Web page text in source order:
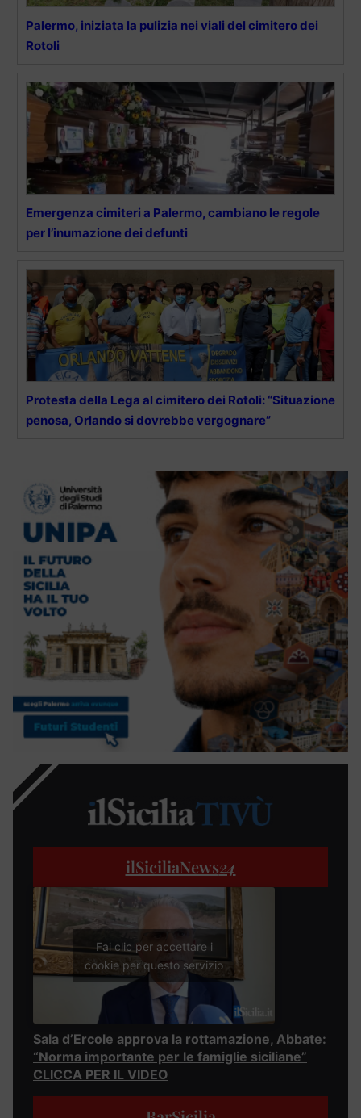
Palermo, iniziata la pulizia nei viali del cimitero dei
Rotoli
Emergenza cimiteri a Palermo, cambiano le regole
per l’inumazione dei defunti
Protesta della Lega al cimitero dei Rotoli: “Situazione
penosa, Orlando si dovrebbe vergognare”
ilSiciliaNews24
Fai clic per accettare i
cookie per questo servizio
Sala d’Ercole approva la rottamazione, Abbate:
“Norma importante per le famiglie siciliane”
CLICCA PER IL VIDEO